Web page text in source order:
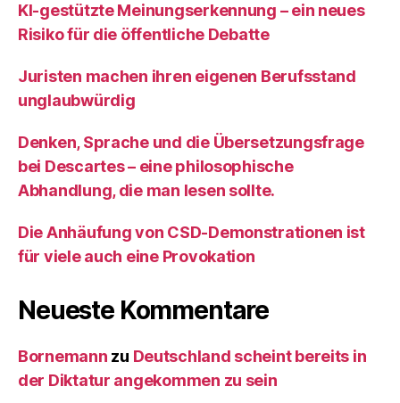
KI‑gestützte Meinungserkennung – ein neues
Risiko für die öffentliche Debatte
Juristen machen ihren eigenen Berufsstand
unglaubwürdig
Denken, Sprache und die Übersetzungsfrage
bei Descartes – eine philosophische
Abhandlung, die man lesen sollte.
Die Anhäufung von CSD-Demonstrationen ist
für viele auch eine Provokation
Neueste Kommentare
Bornemann zu Deutschland scheint bereits in
der Diktatur angekommen zu sein